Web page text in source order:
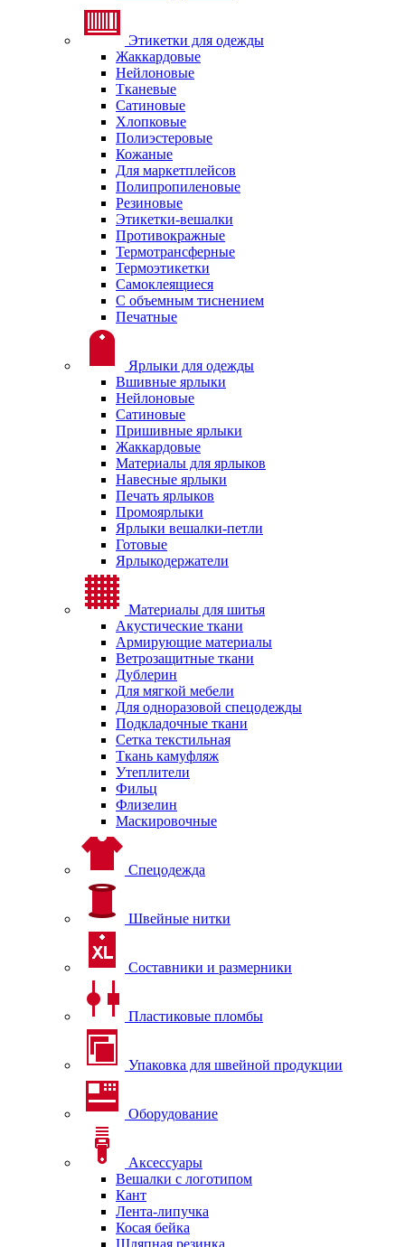
Этикетки для одежды
Жаккардовые
Нейлоновые
Тканевые
Сатиновые
Хлопковые
Полиэстеровые
Кожаные
Для маркетплейсов
Полипропиленовые
Резиновые
Этикетки-вешалки
Противокражные
Термотрансферные
Термоэтикетки
Самоклеящиеся
С объемным тиснением
Печатные
Ярлыки для одежды
Вшивные ярлыки
Нейлоновые
Сатиновые
Пришивные ярлыки
Жаккардовые
Материалы для ярлыков
Навесные ярлыки
Печать ярлыков
Промоярлыки
Ярлыки вешалки-петли
Готовые
Ярлыкодержатели
Материалы для шитья
Акустические ткани
Армирующие материалы
Ветрозащитные ткани
Дублерин
Для мягкой мебели
Для одноразовой спецодежды
Подкладочные ткани
Сетка текстильная
Ткань камуфляж
Утеплители
Фильц
Флизелин
Маскировочные
Спецодежда
Швейные нитки
Составники и размерники
Пластиковые пломбы
Упаковка для швейной продукции
Оборудование
Аксессуары
Вешалки с логотипом
Кант
Лента-липучка
Косая бейка
Шляпная резинка